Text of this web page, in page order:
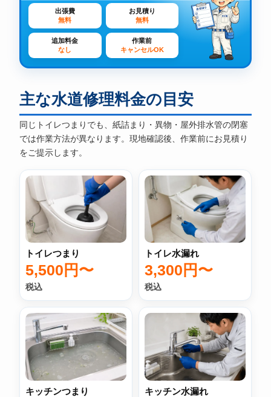
出張費
無料
お見積り
無料
追加料金
なし
作業前
キャンセルOK
主な水道修理料金の目安
同じトイレつまりでも、紙詰まり・異物・屋外排水管の閉塞
では作業方法が異なります。現地確認後、作業前にお見積り
をご提示します。
トイレつまり
5,500円〜
税込
トイレ水漏れ
3,300円〜
税込
キッチンつまり キッチン水漏れ